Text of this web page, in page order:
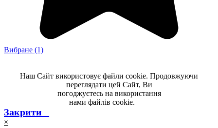
Вибране (1)
Наш Сайт використовує файли cookie. Продовжуючи
переглядати цей Сайт, Ви
погоджуєтесь на використання
нами файлів cookie.
Закрити _
×